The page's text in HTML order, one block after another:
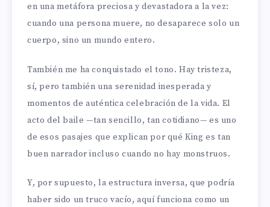
en una metáfora preciosa y devastadora a la vez:
cuando una persona muere, no desaparece solo un
cuerpo, sino un mundo entero.
También me ha conquistado el tono. Hay tristeza,
sí, pero también una serenidad inesperada y
momentos de auténtica celebración de la vida. El
acto del baile —tan sencillo, tan cotidiano— es uno
de esos pasajes que explican por qué King es tan
buen narrador incluso cuando no hay monstruos.
Y, por supuesto, la estructura inversa, que podría
haber sido un truco vacío, aquí funciona como un